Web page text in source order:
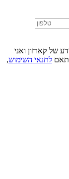
של קארזון ואני
לתנאי השימוש,